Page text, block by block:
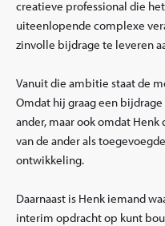
creatieve professional die
uiteenlopende complexe
zinvolle bijdrage te leveren
Vanuit die ambitie staat de
Omdat hij graag een
ander, maar ook omdat
van de ander als
ontwikkeling.
Daarnaast is Henk iemand
interim opdracht op kunt